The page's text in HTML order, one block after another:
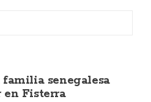
senegalesa
en Fisterra